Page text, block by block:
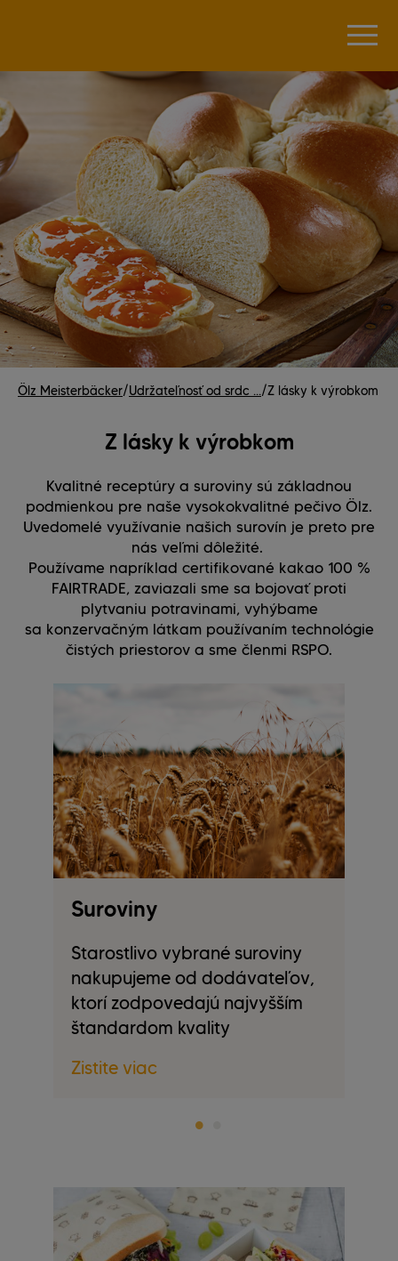
Ölz Meisterbäcker/Udržateľnosť od srdc .../Z lásky k výrobkom
Z lásky k výrobkom
Kvalitné receptúry a suroviny sú základnou
podmienkou pre naše vysokokvalitné pečivo Ölz.
Uvedomelé využívanie našich surovín je preto pre
nás veľmi dôležité.
Používame napríklad certifikované kakao 100 %
FAIRTRADE, zaviazali sme sa bojovať proti
plytvaniu potravinami, vyhýbame
sa konzervačným látkam používaním technológie
čistých priestorov a sme členmi RSPO.
Suroviny
Starostlivo vybrané suroviny
nakupujeme od dodávateľov,
ktorí zodpovedajú najvyšším
štandardom kvality
Zistite viac